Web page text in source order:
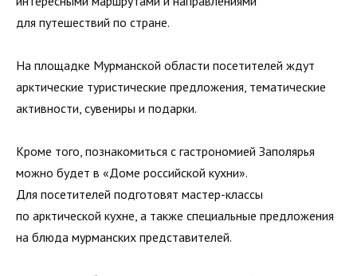
для путешествий по стране.
На площадке Мурманской области посетителей ждут
арктические туристические предложения, тематические
активности, сувениры и подарки.
Кроме того, познакомиться с гастрономией Заполярья
можно будет в «Доме российской кухни».
Для посетителей подготовят мастер-классы
по арктической кухне, а также специальные предложения
на блюда мурманских представителей.